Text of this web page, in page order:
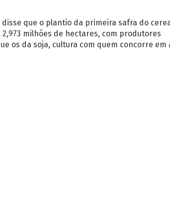
que o plantio da primeira safra do
milhões de hectares, com produtores
os da soja, cultura com quem concorre em